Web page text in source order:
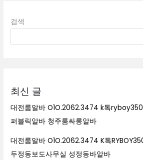
검색
최신 글
대전룸알바 O1O.2062.3474 k톡
퍼블릭알바 청주룸싸롱알바
대전룸알바 O1O.2062.3474 K톡
두정동보도사무실 성정동바알바